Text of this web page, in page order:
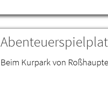
Beim Kurpark von